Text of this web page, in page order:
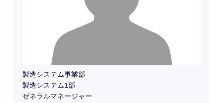
製造システム事業部
製造システム1部
ゼネラルマネージャー